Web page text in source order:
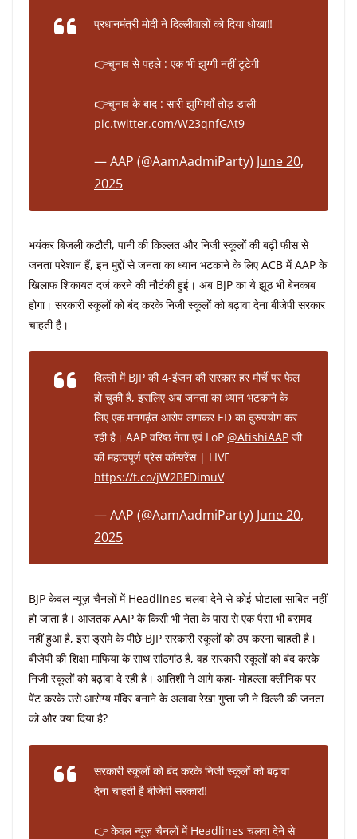
प्रधानमंत्री मोदी ने दिल्लीवालों को दिया धोखा‼️
👉चुनाव से पहले : एक भी झुग्गी नहीं टूटेगी
👉चुनाव के बाद : सारी झुग्गियाँ तोड़ डाली
pic.twitter.com/W23qnfGAt9
— AAP (@AamAadmiParty) June 20,
2025
भयंकर बिजली कटौती, पानी की किल्लत और निजी स्कूलों की बढ़ी फीस से
जनता परेशान हैं, इन मुद्दों से जनता का ध्यान भटकाने के लिए ACB में AAP के
खिलाफ शिकायत दर्ज करने की नौटंकी हुई। अब BJP का ये झूठ भी बेनकाब
होगा। सरकारी स्कूलों को बंद करके निजी स्कूलों को बढ़ावा देना बीजेपी सरकार
चाहती है।
दिल्ली में BJP की 4-इंजन की सरकार हर मोर्चे पर फेल
हो चुकी है, इसलिए अब जनता का ध्यान भटकाने के
लिए एक मनगढ़ंत आरोप लगाकर ED का दुरुपयोग कर
रही है। AAP वरिष्ठ नेता एवं LoP @AtishiAAP जी
की महत्वपूर्ण प्रेस कॉन्फ़्रेंस | LIVE
https://t.co/jW2BFDimuV
— AAP (@AamAadmiParty) June 20,
2025
BJP केवल न्यूज़ चैनलों में Headlines चलवा देने से कोई घोटाला साबित नहीं
हो जाता है। आजतक AAP के किसी भी नेता के पास से एक पैसा भी बरामद
नहीं हुआ है, इस ड्रामे के पीछे BJP सरकारी स्कूलों को ठप करना चाहती है।
बीजेपी की शिक्षा माफिया के साथ सांठगांठ है, वह सरकारी स्कूलों को बंद करके
निजी स्कूलों को बढ़ावा दे रही है। आतिशी ने आगे कहा- मोहल्ला क्लीनिक पर
पेंट करके उसे आरोग्य मंदिर बनाने के अलावा रेखा गुप्ता जी ने दिल्ली की जनता
को और क्या दिया है?
सरकारी स्कूलों को बंद करके निजी स्कूलों को बढ़ावा
देना चाहती है बीजेपी सरकार‼️
👉 केवल न्यूज़ चैनलों में Headlines चलवा देने से